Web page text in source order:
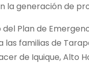
la generación de
Plan de
las familias de
de Iquique, Alto